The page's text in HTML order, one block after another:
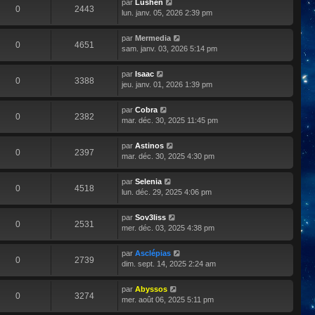
0 2443
par Lushen
lun. janv. 05, 2026 2:39 pm
0 4651
par Mermedia
sam. janv. 03, 2026 5:14 pm
0 3388
par Isaac
jeu. janv. 01, 2026 1:39 pm
0 2382
par Cobra
mar. déc. 30, 2025 11:45 pm
0 2397
par Astinos
mar. déc. 30, 2025 4:30 pm
0 4518
par Selenia
lun. déc. 29, 2025 4:06 pm
0 2531
par Sov3liss
mer. déc. 03, 2025 4:38 pm
0 2739
par Asclépias
dim. sept. 14, 2025 2:24 am
0 3274
par Abyssos
mer. août 06, 2025 5:11 pm